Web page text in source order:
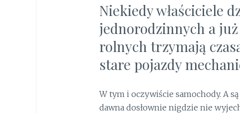
Niekiedy właściciele
jednorodzinnych a już
rolnych trzymają
stare pojazdy
W tym i oczywiście samochody. A
dawna dosłownie nigdzie nie